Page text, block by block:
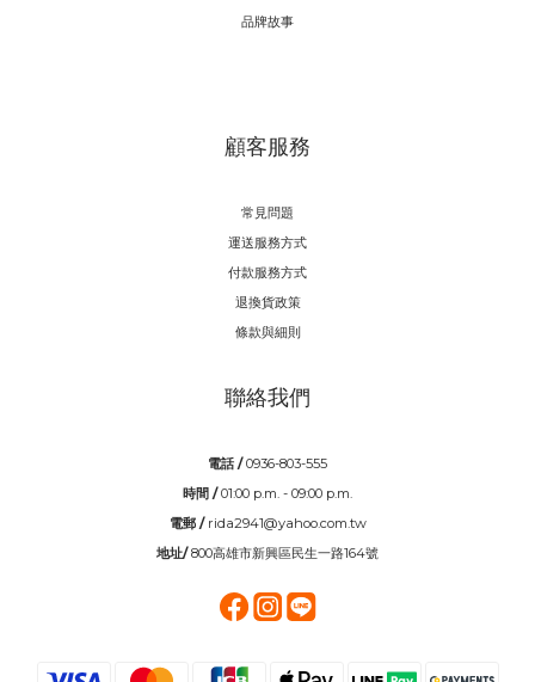
品牌故事
顧客服務
常見問題
運送服務方式
付款服務方式
退換貨政策
條款與細則
聯絡我們
電話 /0936-803-555
時間 /01:00 p.m. - 09:00 p.m.
電郵 / rida2941@yahoo.com.tw
地址/800高雄市新興區民生一路164號